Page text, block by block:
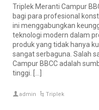
Triplek Meranti Campur
bagi para profesional
ini menggabungkan
teknologi modern dalam
produk yang tidak hanya
sangat serbaguna. Salah
Campur BBCC adalah
tinggi. […]
admin Triplek